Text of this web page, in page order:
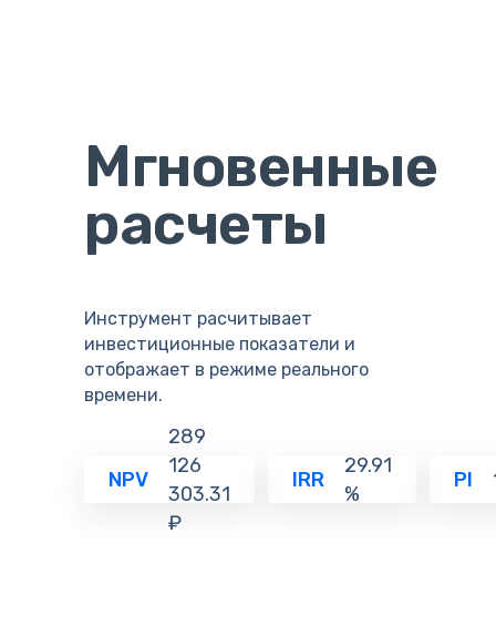
Мгновенные
расчеты
Инструмент расчитывает
инвестиционные показатели и
отображает в режиме реального
времени.
NPV
289
126
303.31
₽
IRR
29.91
%
PI